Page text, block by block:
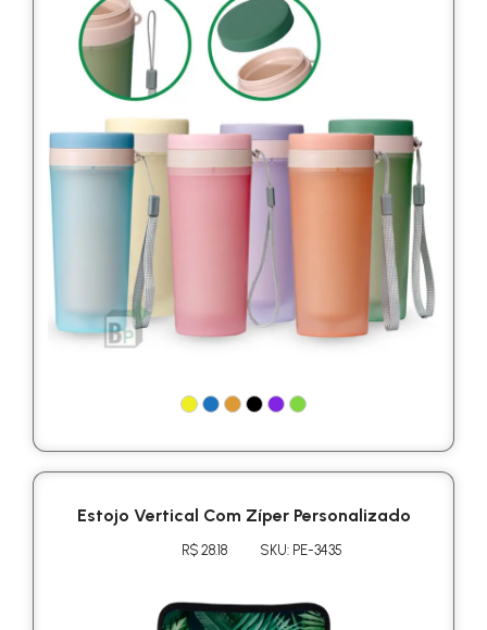
Estojo Vertical Com Zíper Personalizado
R$ 28.18 SKU: PE-3435